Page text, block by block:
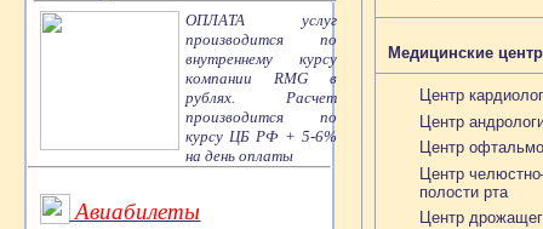
ОПЛАТА услуг
производится по
внутреннему курсу
компании RMG в
рублях. Расчет
производится по
курсу ЦБ РФ + 5-6%
на день оплаты
Авиабилеты
Медицинские
Центр
Центр
Центр
Центр
полости рта
Центр